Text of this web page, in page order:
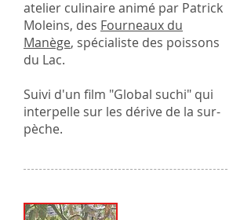
atelier culinaire animé par Patrick
Moleins, des Fourneaux du
Manège, spécialiste des poissons
du Lac.
Suivi d'un film "Global suchi" qui
interpelle sur les dérive de la sur-
pèche.